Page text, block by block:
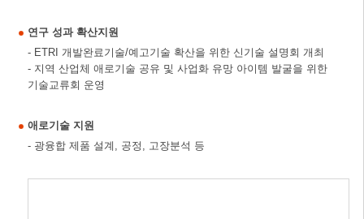
연구 성과 확산지원
- ETRI 개발완료기술/예고기술 확산을 위한 신기술 설명회 개최
- 지역 산업체 애로기술 공유 및 사업화 유망 아이템 발굴을 위한
기술교류회 운영
애로기술 지원
- 광융합 제품 설계, 공정, 고장분석 등